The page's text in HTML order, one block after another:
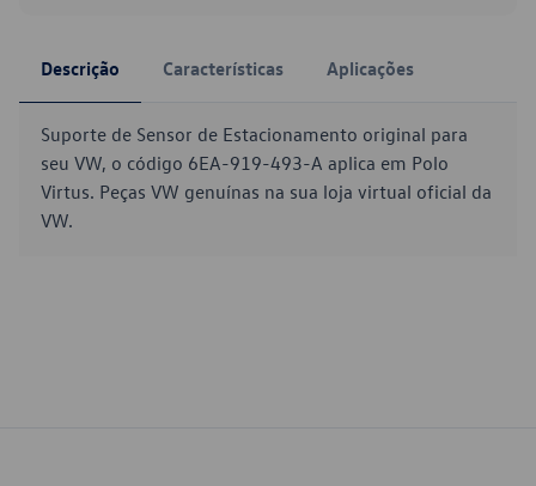
Descrição Características Aplicações
Suporte de Sensor de Estacionamento original para
seu VW, o código 6EA-919-493-A aplica em Polo
Virtus. Peças VW genuínas na sua loja virtual oficial da
VW.